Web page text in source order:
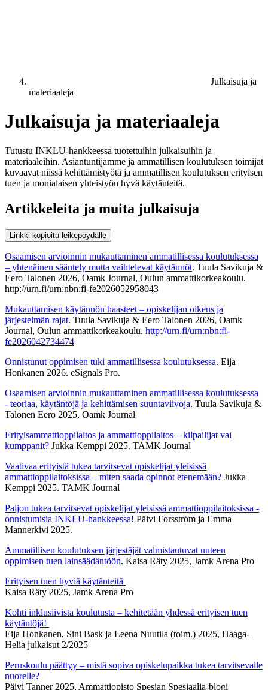
Julkaisuja ja
materiaaleja
Julkaisuja ja materiaaleja
Tutustu INKLU-hankkeessa tuotettuihin julkaisuihin ja
materiaaleihin. Asiantuntijamme ja ammatillisen koulutuksen toimijat
kuvaavat niissä kehittämistyötä ja ammatillisen koulutuksen erityisen
tuen ja monialaisen yhteistyön hyvä käytänteitä.
Artikkeleita ja muita julkaisuja
Linkki kopioitu leikepöydälle
Osaamisen arvioinnin mukauttaminen ammatillisessa koulutuksessa
– yhtenäinen sääntely mutta vaihtelevat käytännöt. Tuula Savikuja &
Eero Talonen 2026, Oamk Journal, Oulun ammattikorkeakoulu.
http://urn.fi/urn:nbn:fi-fe2026052958043
Mukauttamisen käytännön haasteet – opiskelijan oikeus ja
järjestelmän rajat. Tuula Savikuja & Eero Talonen 2026, Oamk
Journal, Oulun ammattikorkeakoulu. http://urn.fi/urn:nbn:fi-
fe2026042734474
Onnistunut oppimisen tuki ammatillisessa koulutuksessa. Eija
Honkanen 2026. eSignals Pro.
Osaamisen arvioinnin mukauttaminen ammatillisessa koulutuksessa
- teoriaa, käytäntöjä ja kehittämisen suuntaviivoja. Tuula Savikuja &
Talonen Eero 2025, Oamk Journal
Erityisammattioppilaitos ja ammattioppilaitos – kilpailijat vai
kumppanit? Jukka Kemppi 2025. TAMK Journal
Vaativaa erityistä tukea tarvitsevat opiskelijat yleisissä
ammattioppilaitoksissa – miten saada opinnot etenemään? Jukka
Kemppi 2025. TAMK Journal
Paljon tukea tarvitsevat opiskelijat yleisissä ammattioppilaitoksissa -
onnistumisia INKLU-hankkeessa! Päivi Forsström ja Emma
Mannerkivi 2025.
Ammatillisen koulutuksen järjestäjät valmistautuvat uuteen
oppimisen tuen lainsäädäntöön. Kaisa Räty 2025, Jamk Arena Pro
Erityisen tuen hyviä käytänteitä
Kaisa Räty 2025, Jamk Arena Pro
Kohti inklusiivista koulutusta – kehitetään yhdessä erityisen tuen
käytäntöjä!
Eija Honkanen, Sini Bask ja Leena Nuutila (toim.) 2025, Haaga-
Helia julkaisut 2/2025
Peruskoulu päättyy – mistä sopiva opiskelupaikka tukea tarvitsevalle
nuorelle?
Päivi Tanner 2025, Ammattiopisto Spesian Spesiaalia-blogi